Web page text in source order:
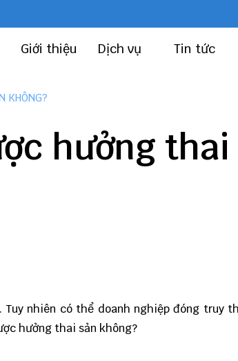
Giới thiệu Dịch vụ Tin tức
KHÔNG?
hưởng thai
nhiên có thể doanh nghiệp đóng truy
hưởng thai sản không?